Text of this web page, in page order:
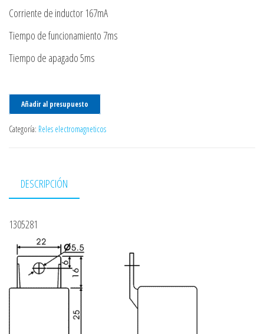
Corriente de inductor 167mA
Tiempo de funcionamiento 7ms
Tiempo de apagado 5ms
Añadir al presupuesto
Categoría: Reles electromagneticos
DESCRIPCIÓN
1305281